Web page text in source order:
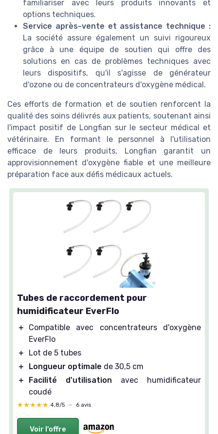
familiariser avec leurs produits innovants et
options techniques.
Service après-vente et assistance technique :
La société assure également un suivi rigoureux
grâce à une équipe de soutien qui offre des
solutions en cas de problèmes techniques avec
leurs dispositifs, qu'il s'agisse de générateur
d'ozone ou de concentrateurs d'oxygène médical.
Ces efforts de formation et de soutien renforcent la
qualité des soins délivrés aux patients, soutenant ainsi
l'impact positif de Longfian sur le secteur médical et
vétérinaire. En formant le personnel à l'utilisation
efficace de leurs produits, Longfian garantit un
approvisionnement d'oxygène fiable et une meilleure
préparation face aux défis médicaux actuels.
Tubes de raccordement pour
humidificateur EverFlo
＋
Compatible avec concentrateurs d'oxygène
EverFlo
＋
Lot de 5 tubes
＋
Longueur optimale de 30,5 cm
＋
Facilité d'utilisation avec humidificateur
coudé
★★★★★
★★★★★ 4,8/5 — 6 avis
Voir l'offre